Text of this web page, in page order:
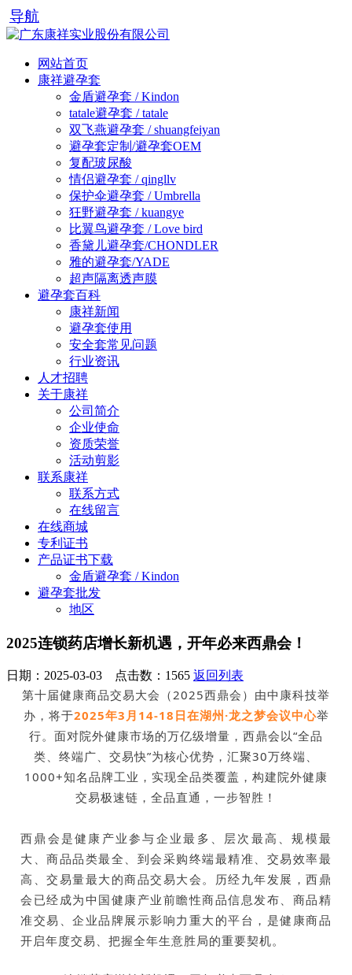
导航
网站首页
康祥避孕套
金盾避孕套 / Kindon
tatale避孕套 / tatale
双飞燕避孕套 / shuangfeiyan
避孕套定制/避孕套OEM
复配玻尿酸
情侣避孕套 / qingllv
保护伞避孕套 / Umbrella
狂野避孕套 / kuangye
比翼鸟避孕套 / Love bird
香黛儿避孕套/CHONDLER
雅的避孕套/YADE
超声隔离透声膜
避孕套百科
康祥新闻
避孕套使用
安全套常见问题
行业资讯
人才招聘
关于康祥
公司简介
企业使命
资质荣誉
活动剪影
联系康祥
联系方式
在线留言
在线商城
专利证书
产品证书下载
金盾避孕套 / Kindon
避孕套批发
地区
2025连锁药店增长新机遇，开年必来西鼎会！
日期：2025-03-03 点击数： 1565 返回列表
第十届健康商品交易大会（2025西鼎会）由中康科技举
办，将于2025年3月14-18日在湖州·龙之梦会议中心举
行。面对院外健康市场的万亿级增量，西鼎会以“全品
类、终端广、交易快”为核心优势，汇聚30万终端、
1000+知名品牌工业，实现全品类覆盖，构建院外健康
交易极速链，全品直通，一步智胜！
西鼎会是健康产业参与企业最多、层次最高、规模最
大、商品品类最全、到会采购终端最精准、交易效率最
高、交易量最大的商品交易大会。历经九年发展，西鼎
会已经成为中国健康产业前瞻性商品信息发布、商品精
准交易、企业品牌展示影响力重大的平台，是健康商品
开启年度交易、把握全年生意胜局的重要契机。